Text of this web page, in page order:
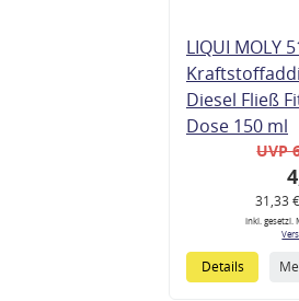
LIQUI MOLY
Diesel Fließ
Dose 150 ml
UVP
31,33
inkl. gesetzl.
Details